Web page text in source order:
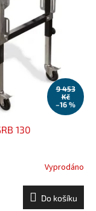
9 453
Kč
–16 %
130
Vyprodáno
Do košíku